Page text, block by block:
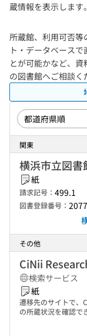
蔵情報を表示します。
所蔵館、利用可否等
ト・データベース
とが可能かなど、
の図書館へご相談く
関東
横浜市立図書
紙
請求記号： 499.1
図書登録番号：
その他
CiNii
検索サービス
紙
遷移先のサイトで、
の所蔵状況を確認で